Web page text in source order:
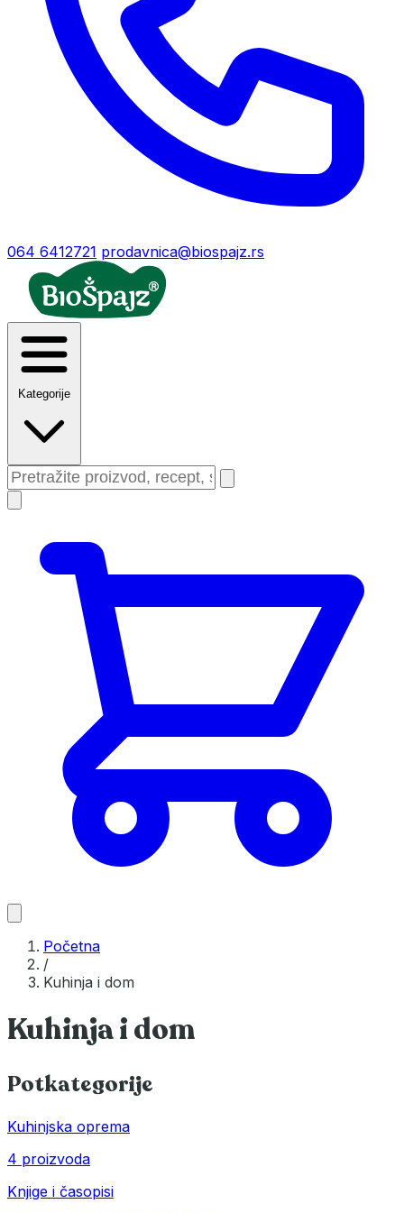
064 6412721 prodavnica@biospajz.rs
Kategorije
Početna
/
Kuhinja i dom
Kuhinja i dom
Potkategorije
Kuhinjska oprema
4 proizvoda
Knjige i časopisi